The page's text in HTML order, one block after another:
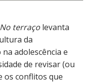
No terraço levanta
da
adolescência e
de revisar (ou
os conflitos que